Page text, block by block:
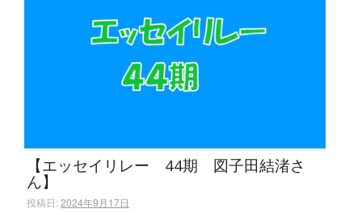
【エッセイリレー 44期 図子田結渚さ
ん】
投稿日:2024年9月17日